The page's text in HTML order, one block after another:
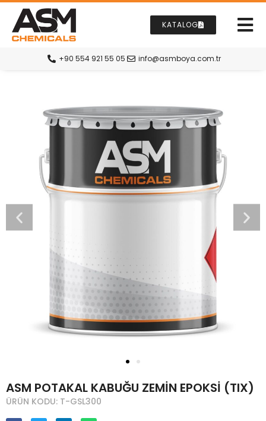
+90 554 921 55 05 info@asmboya.com.tr
KATALOG
ASM POTAKAL KABUĞU ZEMİN EPOKSİ (TIX)
ÜRÜN KODU: T-GSL300